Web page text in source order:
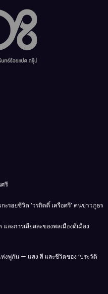
รี
รอยชีวิต ‘วรกิตติ์ เครือศรี’ คนข่าวภูธร
ะการเสียสละของพลเมืองดีเมือง
งพู่กัน — แสง สี และชีวิตของ ‘ประวัติ